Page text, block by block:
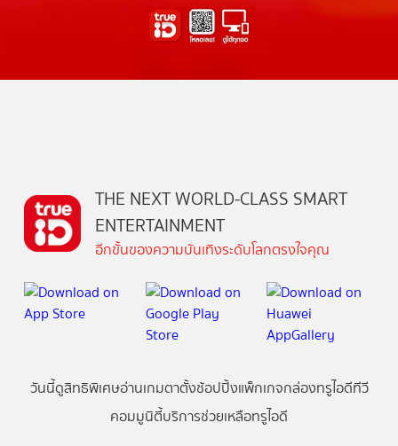
THE NEXT WORLD-CLASS SMART
ENTERTAINMENT
อีกขั้นของความบันเทิงระดับโลกตรงใจคุณ
วันนี้ดูสิทธิพิเศษอ่านเกมตาตั้งช้อปปิ้งแพ็กเกจกล่องทรูไอดีทีวี
คอมมูนิตี้บริการช่วยเหลือทรูไอดี